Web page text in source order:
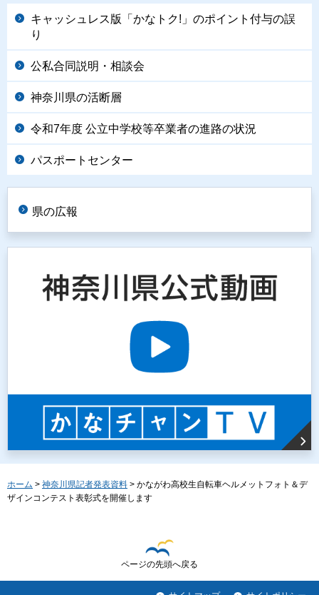
キャッシュレス版「かなトク!」のポイント付与の誤
り
公私合同説明・相談会
神奈川県の活断層
令和7年度 公立中学校等卒業者の進路の状況
パスポートセンター
県の広報
ホーム > 神奈川県記者発表資料 > かながわ高校生自転車ヘルメットフォト＆デ
ザインコンテスト表彰式を開催します
ページの先頭へ戻る